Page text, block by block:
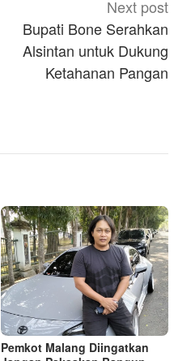
Next post
Bupati Bone Serahkan
Alsintan untuk Dukung
Ketahanan Pangan
Pemkot Malang Diingatkan